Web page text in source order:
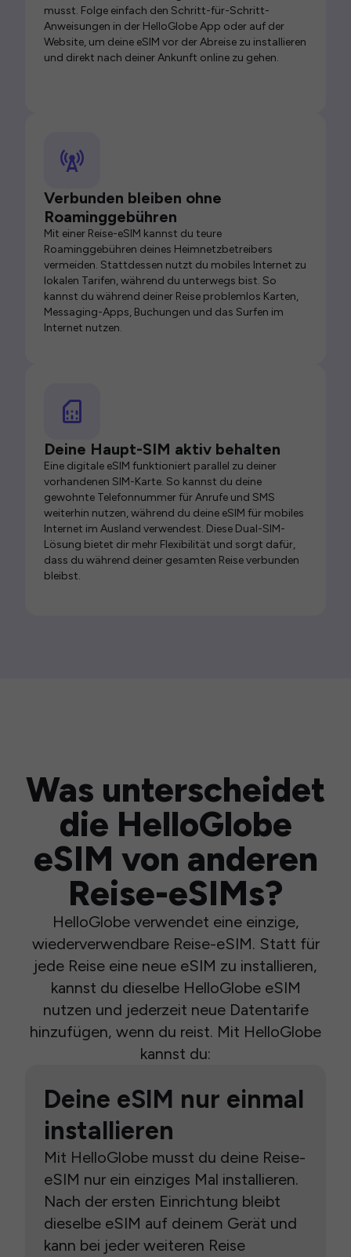
musst. Folge einfach den Schritt-für-Schritt-
Anweisungen in der HelloGlobe App oder auf der
Website, um deine eSIM vor der Abreise zu installieren
und direkt nach deiner Ankunft online zu gehen.
Verbunden bleiben ohne
Roaminggebühren
Mit einer Reise-eSIM kannst du teure
Roaminggebühren deines Heimnetzbetreibers
vermeiden. Stattdessen nutzt du mobiles Internet zu
lokalen Tarifen, während du unterwegs bist. So
kannst du während deiner Reise problemlos Karten,
Messaging-Apps, Buchungen und das Surfen im
Internet nutzen.
Deine Haupt-SIM aktiv behalten
Eine digitale eSIM funktioniert parallel zu deiner
vorhandenen SIM-Karte. So kannst du deine
gewohnte Telefonnummer für Anrufe und SMS
weiterhin nutzen, während du deine eSIM für mobiles
Internet im Ausland verwendest. Diese Dual-SIM-
Lösung bietet dir mehr Flexibilität und sorgt dafür,
dass du während deiner gesamten Reise verbunden
bleibst.
Was unterscheidet
die HelloGlobe
eSIM von anderen
Reise-eSIMs?
HelloGlobe verwendet eine einzige,
wiederverwendbare Reise-eSIM. Statt für
jede Reise eine neue eSIM zu installieren,
kannst du dieselbe HelloGlobe eSIM
nutzen und jederzeit neue Datentarife
hinzufügen, wenn du reist. Mit HelloGlobe
kannst du:
Deine eSIM nur einmal
installieren
Mit HelloGlobe musst du deine Reise-
eSIM nur ein einziges Mal installieren.
Nach der ersten Einrichtung bleibt
dieselbe eSIM auf deinem Gerät und
kann bei jeder weiteren Reise